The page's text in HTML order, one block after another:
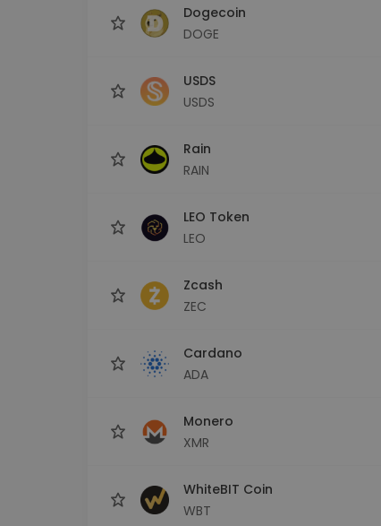
Dogecoin
DOGE
USDS
USDS
Rain
RAIN
LEO Token
LEO
Zcash
ZEC
Cardano
ADA
Monero
XMR
WhiteBIT Coin
WBT